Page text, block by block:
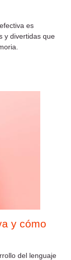
es
y divertidas que
y cómo
del lenguaje